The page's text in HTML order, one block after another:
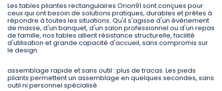
Les tables pliantes rectangulaires Orion91 sont conçues pour
ceux qui ont besoin de solutions pratiques, durables et prêtes à
répondre à toutes les situations. Qu'il s'agisse d'un événement
de masse, d'un banquet, d'un salon professionnel ou d'un repas
de famille, nos tables allient résistance structurelle, facilité
d'utilisation et grande capacité d'accueil, sans compromis sur
le design.
assemblage rapide et sans outil : plus de tracas. Les pieds
pliants permettent un assemblage en quelques secondes, sans
outil ni personnel spécialisé.